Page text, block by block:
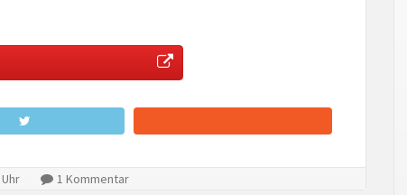
1 Kommentar